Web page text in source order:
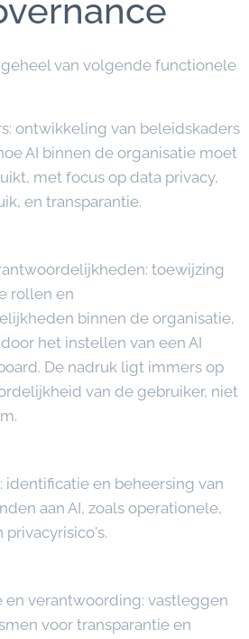
van volgende functionele
ontwikkeling van beleidskaders
AI binnen de organisatie moet
met focus op data privacy,
en transparantie.
toewijzing
rollen en
binnen de organisatie,
het instellen van een AI
De nadruk ligt immers op
van de gebruiker, niet
identificatie en beheersing van
aan AI, zoals operationele,
privacyrisico's.
en verantwoording: vastleggen
voor transparantie en